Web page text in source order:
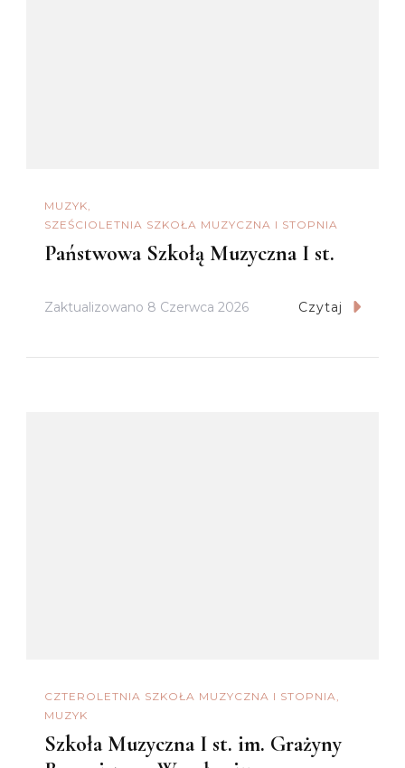
MUZYK
SZEŚCIOLETNIA SZKOŁA MUZYCZNA I STOPNIA
Państwowa Szkołą Muzyczna I st.
Zaktualizowano 8 Czerwca 2026 Czytaj
CZTEROLETNIA SZKOŁA MUZYCZNA I STOPNIA
MUZYK
Szkoła Muzyczna I st. im. Grażyny